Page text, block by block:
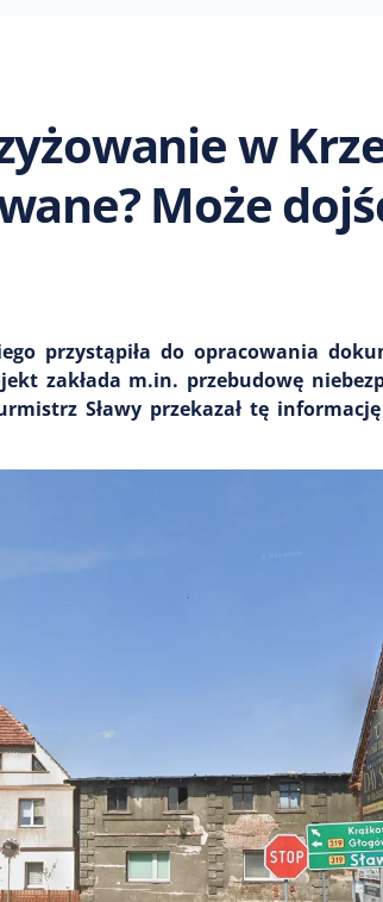
w
Może
przystąpiła do opracowania
zakłada m.in. przebudowę
Sławy przekazał tę